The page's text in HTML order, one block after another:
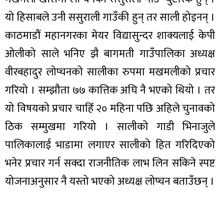
यो हिसाबले उनी ससुराली गाउँकी हुन् तर साली होइनन् ।
काठमाडौं महानगरका मेयर विद्यासुन्दर शाक्यलाई केपी
ओलीको साले भनिए झै बागमती गाउँपालिका अध्यक्ष
वीरबहादुर लोप्चनको सालीका रुपमा मखमलीको प्रचार
गरियो । सम्झौता ७७ कात्तिक अघि नै भएको थियो । तर
यो विषयको प्रचार चाहिँ २० महिना पछि अहिले चुनावको
ठिक सम्मुखमा गरियो । सालीको गाडी भिनाजुले
पालिकालाई भाडामा लगाएर सालीको हित गरिदिएको
भनेर प्रचार गर्न सक्दा राजनीतिक लाभ लिन सकिने स्पष्ट
योजनाअनुसार नै यस्तो भएको अध्यक्ष लोप्चन बताउँछन् ।